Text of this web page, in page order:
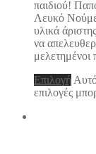
παιδιού!
Λευκό
υλικά
να
Επιλογή
επιλογές